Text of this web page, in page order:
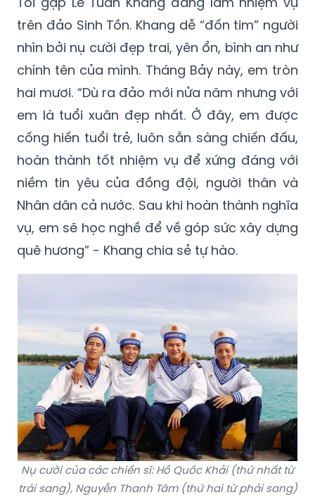
trên đảo Sinh Tồn. Khang dễ “đốn tim” người
nhìn bởi nụ cười đẹp trai, yên ổn, bình an như
chính tên của mình. Tháng Bảy này, em tròn
hai mươi. “Dù ra đảo mới nửa năm nhưng với
em là tuổi xuân đẹp nhất. Ở đây, em được
cống hiến tuổi trẻ, luôn sẵn sàng chiến đấu,
hoàn thành tốt nhiệm vụ để xứng đáng với
niềm tin yêu của đồng đội, người thân và
Nhân dân cả nước. Sau khi hoàn thành nghĩa
vụ, em sẽ học nghề để về góp sức xây dựng
quê hương” - Khang chia sẻ tự hào.
Nụ cười của các chiến sĩ: Hồ Quốc Khải (thứ nhất từ
trái sang), Nguyễn Thanh Tâm (thứ hai từ phải sang)